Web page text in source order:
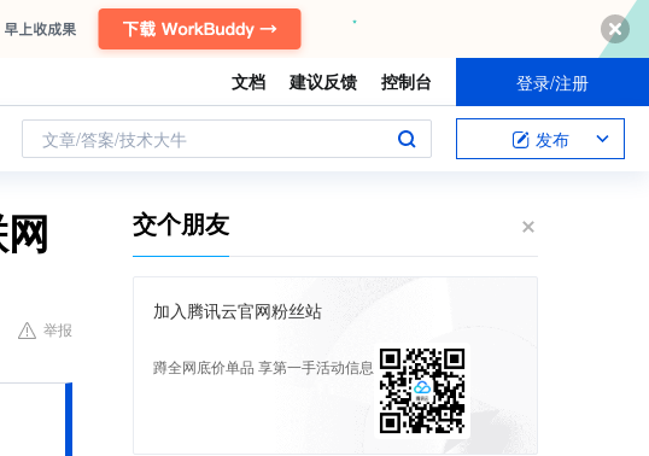
文档 建议反馈 控制台 登录/注册
文章/答案/技术大牛 发布
举报
交个朋友
加入腾讯云官网粉丝站
蹲全网底价单品 享第一手活动信息